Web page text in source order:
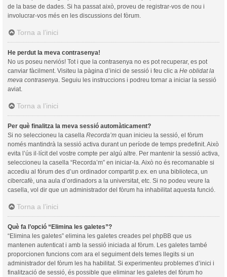
de la base de dades. Si ha passat això, proveu de registrar-vos de nou i
involucrar-vos més en les discussions del fòrum.
Torna a l’inici
He perdut la meva contrasenya!
No us poseu nerviós! Tot i que la contrasenya no es pot recuperar, es pot
canviar fàcilment. Visiteu la pàgina d’inici de sessió i feu clic a He oblidat la
meva contrasenya . Seguiu les instruccions i podreu tornar a iniciar la sessió
aviat.
Torna a l’inici
Per què finalitza la meva sessió automàticament?
Si no seleccioneu la casella Recorda’m quan inicieu la sessió, el fòrum
només mantindrà la sessió activa durant un període de temps predefinit. Això
evita l’ús il·lícit del vostre compte per algú altre. Per mantenir la sessió activa,
seleccioneu la casella “Recorda’m” en iniciar-la. Això no és recomanable si
accediu al fòrum des d’un ordinador compartit p.ex. en una biblioteca, un
cibercafè, una aula d’ordinadors a la universitat, etc. Si no podeu veure la
casella, vol dir que un administrador del fòrum ha inhabilitat aquesta funció.
Torna a l’inici
Què fa l’opció “Elimina les galetes”?
“Elimina les galetes” elimina les galetes creades pel phpBB que us
mantenen autenticat i amb la sessió iniciada al fòrum. Les galetes també
proporcionen funcions com ara el seguiment dels temes llegits si un
administrador del fòrum les ha habilitat. Si experimenteu problemes d’inici i
finalització de sessió, és possible que eliminar les galetes del fòrum ho